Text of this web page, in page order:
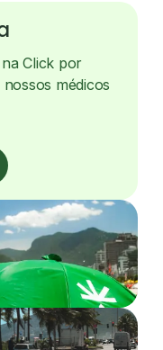
Click por
médicos